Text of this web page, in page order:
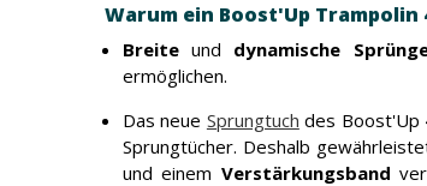
Warum ein Boost'Up Trampolin
Breiteund dynamische
ermöglichen.
Das neue Sprungtuch des Boost'Up
Sprungtücher. Deshalb
und einem Verstärkungsband